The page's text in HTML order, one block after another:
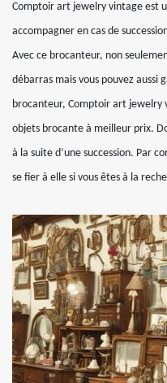
Comptoir art jewelry vintage est
accompagner en cas de
Avec ce brocanteur, non
débarras mais vous pouvez aussi
brocanteur, Comptoir art jewelry
objets brocante à meilleur prix.
à la suite d’une succession. Par
se fier à elle si vous êtes à la